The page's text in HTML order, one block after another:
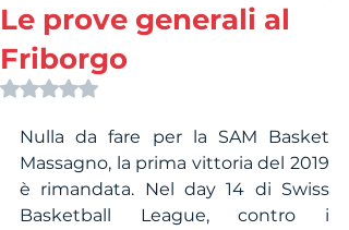
Le prove generali al
Friborgo
Valutazione NaN stelle su 5.
Nulla da fare per la SAM Basket
Massagno, la prima vittoria del 2019
è rimandata. Nel day 14 di Swiss
Basketball League, contro i